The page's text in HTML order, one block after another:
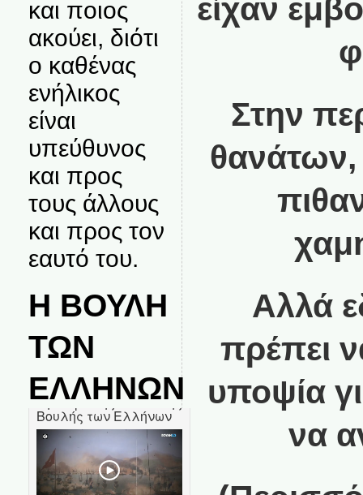
και ποιος
ακούει, διότι
ο καθένας
ενήλικος
είναι
υπεύθυνος
και προς
τους άλλους
και προς τον
εαυτό του.
Η ΒΟΥΛΗ
ΤΩΝ
ΕΛΛΗΝΩΝ
είχαν
Στην
θανάτων,
Αλλά
πρέπει
υποψία
να